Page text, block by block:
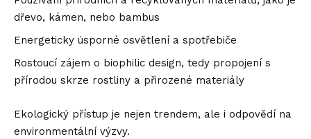
dřevo, kámen, nebo bambus
Energeticky úsporné osvětlení a spotřebiče
Rostoucí zájem o biophilic design, tedy propojení s
přírodou skrze rostliny a přirozené materiály
Ekologický přístup je nejen trendem, ale i odpovědí na
environmentální výzvy.